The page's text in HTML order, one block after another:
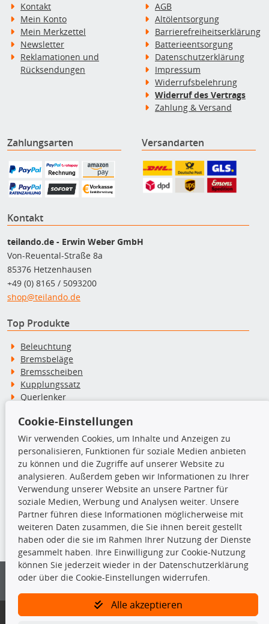
Kontakt
Mein Konto
Mein Merkzettel
Newsletter
Reklamationen und
Rücksendungen
AGB
Altölentsorgung
Barrierefreiheitserklärung
Batterieentsorgung
Datenschutzerklärung
Impressum
Widerrufsbelehrung
Widerruf des Vertrags
Zahlung & Versand
Zahlungsarten Versandarten
Kontakt
teilando.de - Erwin Weber GmbH
Von-Reuental-Straße 8a
85376 Hetzenhausen
+49 (0) 8165 / 5093200
shop@teilando.de
Top Produkte
Beleuchtung
Bremsbeläge
Bremsscheiben
Kupplungssatz
Querlenker
Stoßdämpfer
TecDoc Inside
Die hier angezeigten Daten insbesondere die gesamte Datenbank dürfen
nicht kopiert werden.
Es ist zu unterlassen, die Daten oder die gesamte Datenbank ohne
vorherige Zustimmung von TecDoc zu vervielfältigen, zu verbreiten
und/oder diese Handlungen durch Dritte ausführen zu lassen. Ein
Bitte prüfen Sie, ob das über unseren Onlineshop identifizierte Ersatzteil
Cookie-Einstellungen
Wir verwenden Cookies, um Inhalte und Anzeigen zu
personalisieren, Funktionen für soziale Medien anbieten
zu können und die Zugriffe auf unserer Website zu
analysieren. Außerdem geben wir Informationen zu Ihrer
Verwendung unserer Website an unsere Partner für
soziale Medien, Werbung und Analysen weiter. Unsere
Partner führen diese Informationen möglicherweise mit
weiteren Daten zusammen, die Sie ihnen bereit gestellt
haben oder die sie im Rahmen Ihrer Nutzung der Dienste
gesammelt haben. Ihre Einwilligung zur Cookie-Nutzung
können Sie jederzeit wieder in der Datenschutzerklärung
oder über die Cookie-Einstellungen widerrufen.
Alle akzeptieren